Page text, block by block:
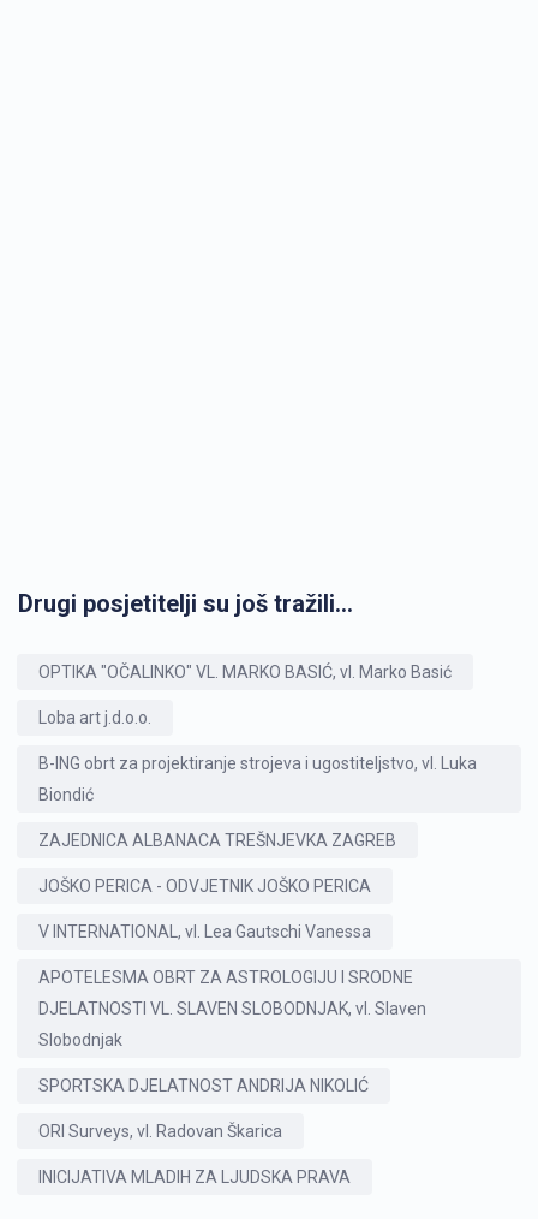
Drugi posjetitelji su još tražili...
OPTIKA "OČALINKO" VL. MARKO BASIĆ, vl. Marko Basić
Loba art j.d.o.o.
B-ING obrt za projektiranje strojeva i ugostiteljstvo, vl. Luka
Biondić
ZAJEDNICA ALBANACA TREŠNJEVKA ZAGREB
JOŠKO PERICA - ODVJETNIK JOŠKO PERICA
V INTERNATIONAL, vl. Lea Gautschi Vanessa
APOTELESMA OBRT ZA ASTROLOGIJU I SRODNE
DJELATNOSTI VL. SLAVEN SLOBODNJAK, vl. Slaven
Slobodnjak
SPORTSKA DJELATNOST ANDRIJA NIKOLIĆ
ORI Surveys, vl. Radovan Škarica
INICIJATIVA MLADIH ZA LJUDSKA PRAVA